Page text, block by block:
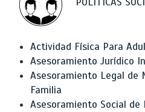
Actividad Física Para
Asesoramiento Jurídico
Asesoramiento Legal de
Familia
Asesoramiento Social de